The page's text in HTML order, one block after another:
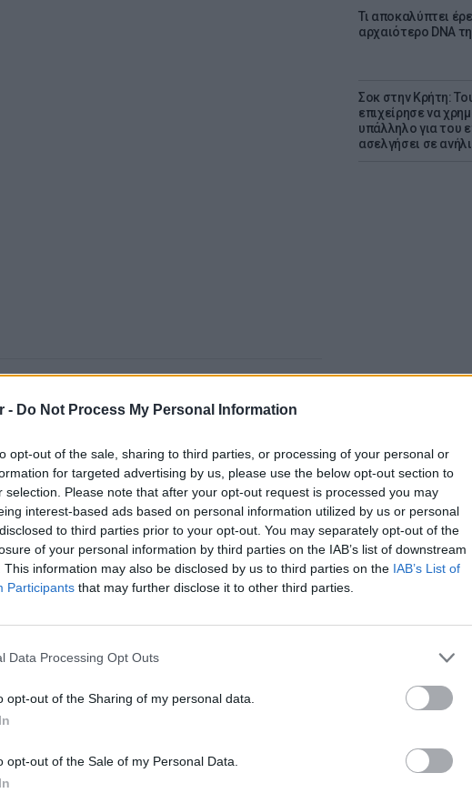
- Do Not Process My Personal Information
opt-out of the sale, sharing to third parties, or processing of your personal or
for targeted advertising by us, please use the below opt-out section to
selection. Please note that after your opt-out request is processed you may
interest-based ads based on personal information utilized by us or personal
to third parties prior to your opt-out. You may separately opt-out of the
of your personal information by third parties on the IAB’s list of downstream
This information may also be disclosed by us to third parties on the IAB’s List of
Participants that may further disclose it to other third parties.
Data Processing Opt Outs
opt-out of the Sharing of my personal data.
opt-out of the Sale of my Personal Data.
Τι αποκαλύπτει
αρχαιότερο DNA
Σοκ στην Κρήτη:
επιχείρησε να
υπάλληλο για του
ασελγήσει σε
5 one-hit
διάσημοι από…
έως -50% ΕΔΩ
έως -70% ΕΔΩ
ΔΙΑΦΗΜΙΣΗ